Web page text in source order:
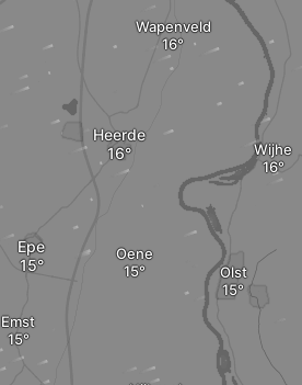
Emst
Heerde
Wijhe
Wapenveld
Epe
Oene
Olst